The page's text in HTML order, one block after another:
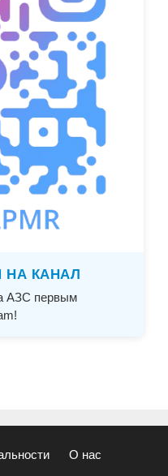
НА КАНАЛ
АЗС первым
О нас